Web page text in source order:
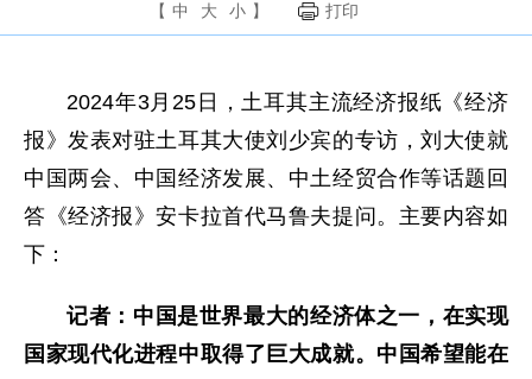
【 中 大 小 】 打印
2024年3月25日，土耳其主流经济报纸《经济
报》发表对驻土耳其大使刘少宾的专访，刘大使就
中国两会、中国经济发展、中土经贸合作等话题回
答《经济报》安卡拉首代马鲁夫提问。主要内容如
下：
记者：中国是世界最大的经济体之一，在实现
国家现代化进程中取得了巨大成就。中国希望能在